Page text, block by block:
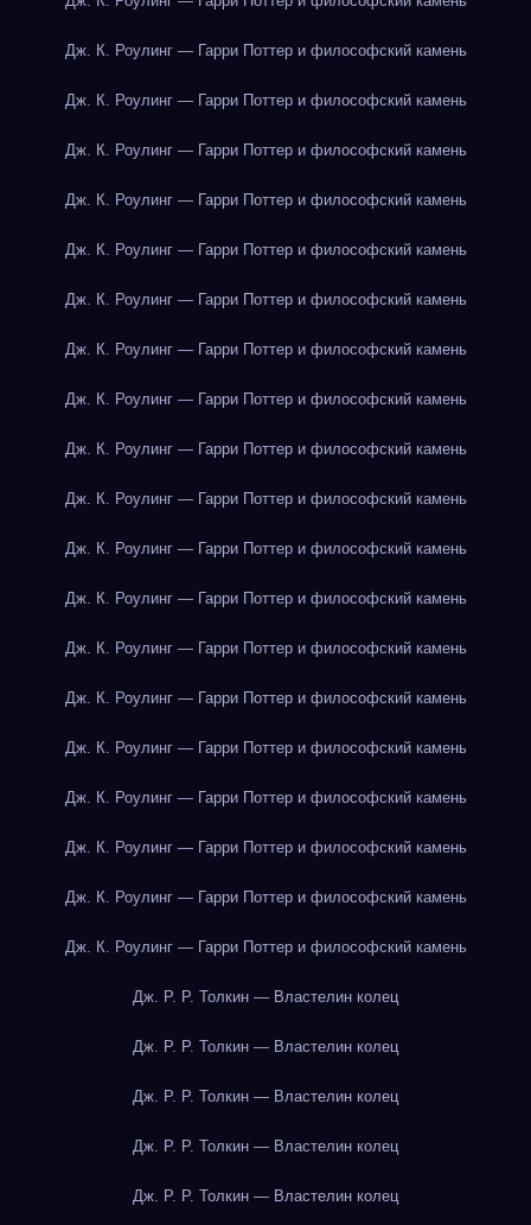
Дж. К. Роулинг — Гарри Поттер и философский камень
Дж. К. Роулинг — Гарри Поттер и философский камень
Дж. К. Роулинг — Гарри Поттер и философский камень
Дж. К. Роулинг — Гарри Поттер и философский камень
Дж. К. Роулинг — Гарри Поттер и философский камень
Дж. К. Роулинг — Гарри Поттер и философский камень
Дж. К. Роулинг — Гарри Поттер и философский камень
Дж. К. Роулинг — Гарри Поттер и философский камень
Дж. К. Роулинг — Гарри Поттер и философский камень
Дж. К. Роулинг — Гарри Поттер и философский камень
Дж. К. Роулинг — Гарри Поттер и философский камень
Дж. К. Роулинг — Гарри Поттер и философский камень
Дж. К. Роулинг — Гарри Поттер и философский камень
Дж. К. Роулинг — Гарри Поттер и философский камень
Дж. К. Роулинг — Гарри Поттер и философский камень
Дж. К. Роулинг — Гарри Поттер и философский камень
Дж. К. Роулинг — Гарри Поттер и философский камень
Дж. К. Роулинг — Гарри Поттер и философский камень
Дж. К. Роулинг — Гарри Поттер и философский камень
Дж. Р. Р. Толкин — Властелин колец
Дж. Р. Р. Толкин — Властелин колец
Дж. Р. Р. Толкин — Властелин колец
Дж. Р. Р. Толкин — Властелин колец
Дж. Р. Р. Толкин — Властелин колец